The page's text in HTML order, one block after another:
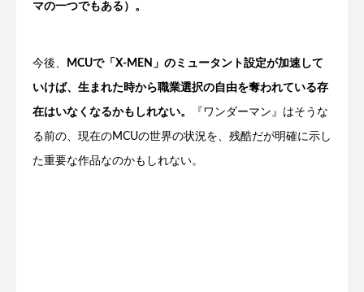
マの一つでもある）。
今後、 MCUで「X-MEN」のミュータント設定が加速して
いけば、生まれた時から職業選択の自由を奪われている存
在はいなくなるかもしれない。 『ワンダーマン』はそうな
る前の、現在のMCUの世界の状況を、残酷だが明確に示し
た重要な作品なのかもしれない。